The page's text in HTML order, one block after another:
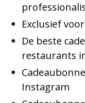
Exclusief
De beste
restaurants
Instagram